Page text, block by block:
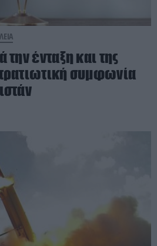
την ένταξη και της
συμφωνία